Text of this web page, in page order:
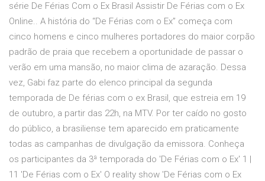
série De Férias Com o Ex Brasil Assistir De Férias com o Ex
Online.. A história do “De Férias com o Ex” começa com
cinco homens e cinco mulheres portadores do maior corpão
padrão de praia que recebem a oportunidade de passar o
verão em uma mansão, no maior clima de azaração. Dessa
vez, Gabi faz parte do elenco principal da segunda
temporada de De férias com o ex Brasil, que estreia em 19
de outubro, a partir das 22h, na MTV. Por ter caído no gosto
do público, a brasiliense tem aparecido em praticamente
todas as campanhas de divulgação da emissora. Conheça
os participantes da 3ª temporada do 'De Férias com o Ex' 1 |
11 'De Férias com o Ex' O reality show 'De Férias com o Ex